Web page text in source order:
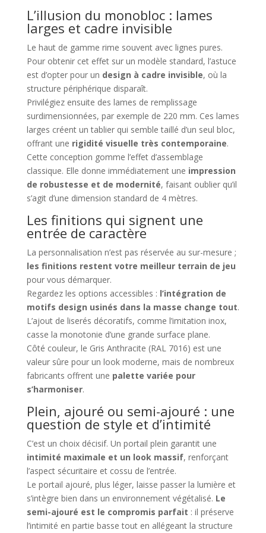
L’illusion du monobloc : lames
larges et cadre invisible
Le haut de gamme rime souvent avec lignes pures.
Pour obtenir cet effet sur un modèle standard, l’astuce
est d’opter pour un design à cadre invisible, où la
structure périphérique disparaît.
Privilégiez ensuite des lames de remplissage
surdimensionnées, par exemple de 220 mm. Ces lames
larges créent un tablier qui semble taillé d’un seul bloc,
offrant une rigidité visuelle très contemporaine.
Cette conception gomme l’effet d’assemblage
classique. Elle donne immédiatement une impression
de robustesse et de modernité, faisant oublier qu’il
s’agit d’une dimension standard de 4 mètres.
Les finitions qui signent une
entrée de caractère
La personnalisation n’est pas réservée au sur-mesure ;
les finitions restent votre meilleur terrain de jeu
pour vous démarquer.
Regardez les options accessibles : l’intégration de
motifs design usinés dans la masse change tout.
L’ajout de liserés décoratifs, comme l’imitation inox,
casse la monotonie d’une grande surface plane.
Côté couleur, le Gris Anthracite (RAL 7016) est une
valeur sûre pour un look moderne, mais de nombreux
fabricants offrent une palette variée pour
s’harmoniser.
Plein, ajouré ou semi-ajouré : une
question de style et d’intimité
C’est un choix décisif. Un portail plein garantit une
intimité maximale et un look massif, renforçant
l’aspect sécuritaire et cossu de l’entrée.
Le portail ajouré, plus léger, laisse passer la lumière et
s’intègre bien dans un environnement végétalisé. Le
semi-ajouré est le compromis parfait : il préserve
l’intimité en partie basse tout en allégeant la structure